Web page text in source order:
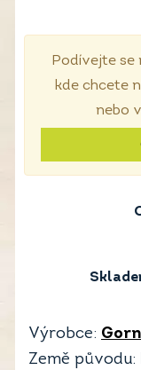
Podívejte se
kde chcete
nebo
Výrobce:
Země původu: